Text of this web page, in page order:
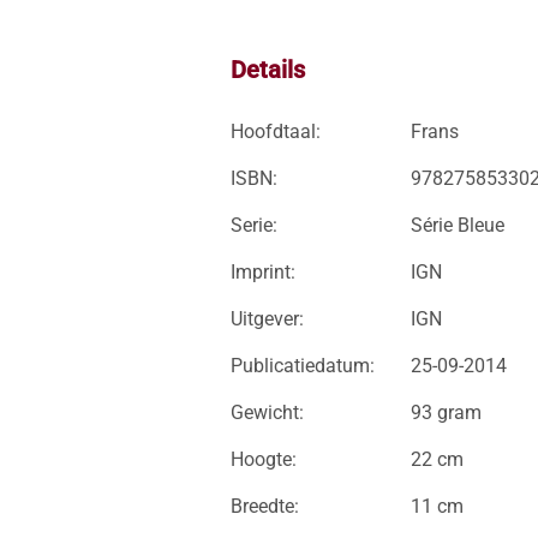
Details
Hoofdtaal: Frans
ISBN:
Serie: Série Bleue
Imprint: IGN
Uitgever: IGN
Publicatiedatum: 25-09-2014
Gewicht: 93 gram
Hoogte: 22 cm
Breedte: 11 cm